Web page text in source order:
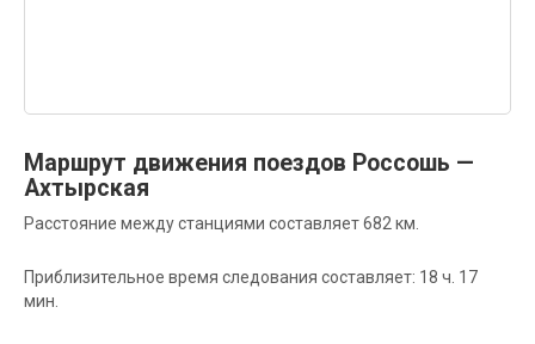
Маршрут движения поездов Россошь —
Ахтырская
Расстояние между станциями составляет 682 км.
Приблизительное время следования составляет: 18 ч. 17
мин.